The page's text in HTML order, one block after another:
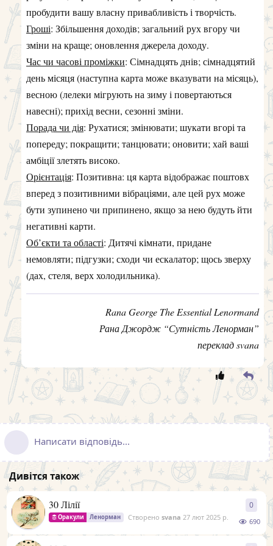
пробудити вашу власну привабливість і творчість.
Гроші: Збільшення доходів; загальний рух вгору чи
зміни на краще; оновлення джерела доходу.
Час чи часові проміжки: Сімнадцять днів; сімнадцятий
день місяця (наступна карта може вказувати на місяць),
весною (лелеки мігрують на зиму і повертаються
навесні); прихід весни, сезонні зміни.
Порада чи дія: Рухатися; змінювати; шукати вгорі та
попереду; покращити; танцювати; оновити; хай ваші
амбіції злетять високо.
Орієнтація: Позитивна: ця карта відображає поштовх
вперед з позитивними вібраціями, але цей рух може
бути зупинено чи припинено, якщо за нею будуть йти
негативні карти.
Об’єкти та області: Дитячі кімнати, придане
немовляти; підгузки; сходи чи ескалатор; щось зверху
(дах, стеля, верх холодильника).
Rana George The Essential Lenormand
Рана Джордж “Сутність Ленорман”
переклад svana
Написати відповідь...
Дивітся також
30 Лілії
Оракули Ленорман Створено svana 27 лют 2025 р. 690
0